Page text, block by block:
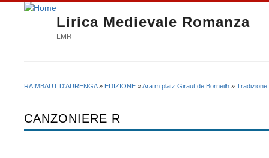
Lirica Medievale Romanza
LMR
RAIMBAUT D'AURENGA» EDIZIONE »Ara.m platz Giraut de Borneilh » Tradizione
CANZONIERE R